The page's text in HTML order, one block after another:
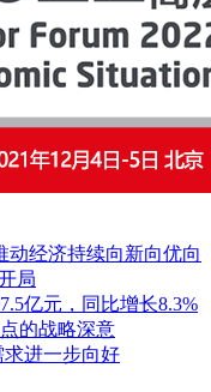
动经济持续向新向优向
局
亿元，同比增长8.3%
的战略深意
进一步向好